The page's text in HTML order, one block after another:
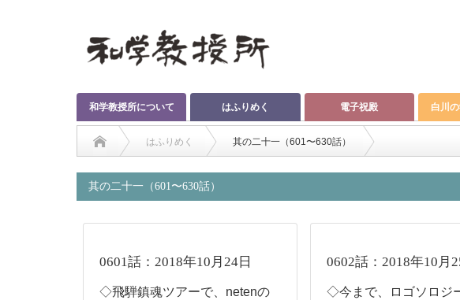
和学教授所について はふりめく 電子祝殿 白川
はふりめく 其の二十一（601〜630話）
其の二十一（601〜630話）
0601話：2018年10月24日
◇飛騨鎮魂ツアーで、netenの
0602話：2018年10月
◇今まで、ロゴソロジ